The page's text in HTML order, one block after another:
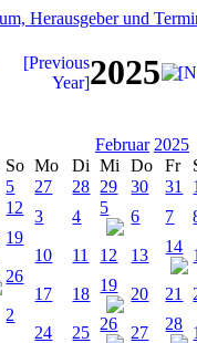
2025
So
5
12
19
26
2
Februar 2025
Mo
Di Mi Do Fr
27
28 29 30 31
3
4 5 6 7
10 11 12 13 14
17 18 19 20 21
24 25 26 27 28